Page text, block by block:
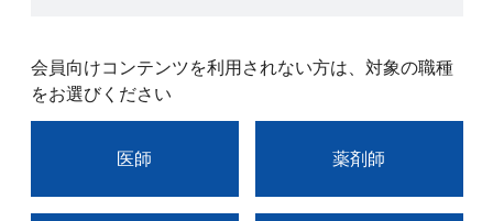
会員向けコンテンツを利用されない方は、対象の職種
をお選びください
医師 薬剤師